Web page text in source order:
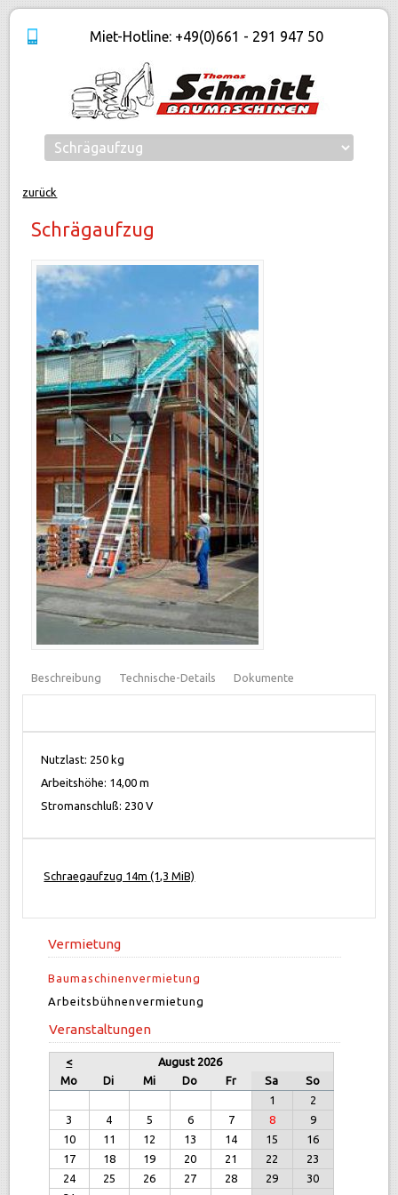
Miet-Hotline: +49(0)661 - 291 947 50
zurück
Schrägaufzug
Beschreibung Technische-Details Dokumente
Nutzlast: 250 kg
Arbeitshöhe: 14,00 m
Stromanschluß: 230 V
Schraegaufzug 14m(1,3 MiB)
Vermietung
Baumaschinenvermietung
Arbeitsbühnenvermietung
Veranstaltungen
<
August 2026
Mo
Di Mi Do Fr Sa
So
1
2
3
4 5 6 7 8
9
10
11 12 13 14 15
16
17
18 19 20 21 22
23
24
25 26 27 28 29
30